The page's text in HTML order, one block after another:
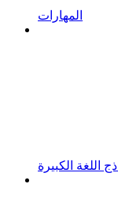
المهارات